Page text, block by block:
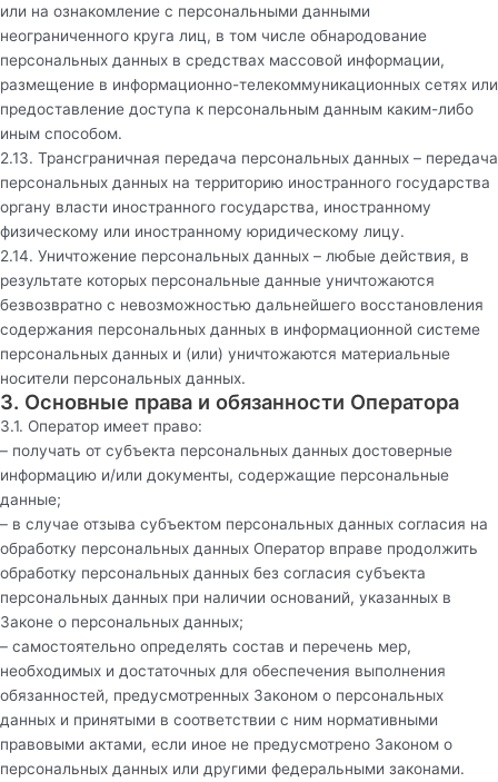
или на ознакомление с персональными данными
неограниченного круга лиц, в том числе обнародование
персональных данных в средствах массовой информации,
размещение в информационно-телекоммуникационных сетях или
предоставление доступа к персональным данным каким-либо
иным способом.
2.13. Трансграничная передача персональных данных – передача
персональных данных на территорию иностранного государства
органу власти иностранного государства, иностранному
физическому или иностранному юридическому лицу.
2.14. Уничтожение персональных данных – любые действия, в
результате которых персональные данные уничтожаются
безвозвратно с невозможностью дальнейшего восстановления
содержания персональных данных в информационной системе
персональных данных и (или) уничтожаются материальные
носители персональных данных.
3. Основные права и обязанности Оператора
3.1. Оператор имеет право:
– получать от субъекта персональных данных достоверные
информацию и/или документы, содержащие персональные
данные;
– в случае отзыва субъектом персональных данных согласия на
обработку персональных данных Оператор вправе продолжить
обработку персональных данных без согласия субъекта
персональных данных при наличии оснований, указанных в
Законе о персональных данных;
– самостоятельно определять состав и перечень мер,
необходимых и достаточных для обеспечения выполнения
обязанностей, предусмотренных Законом о персональных
данных и принятыми в соответствии с ним нормативными
правовыми актами, если иное не предусмотрено Законом о
персональных данных или другими федеральными законами.